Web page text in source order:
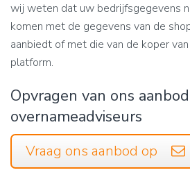
wij weten dat uw bedrijfsgegevens
komen met de gegevens van de
aanbiedt of met die van de koper
platform.
Opvragen van ons
overnameadviseurs
Vraag ons aanbod op